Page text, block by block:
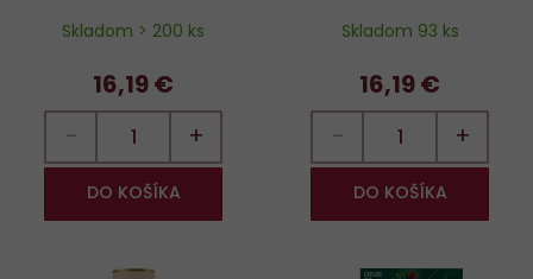
Skladom > 200 ks
16,19 €
− +
DO KOŠÍKA
Skladom 93 ks
16,19 €
− +
DO KOŠÍKA